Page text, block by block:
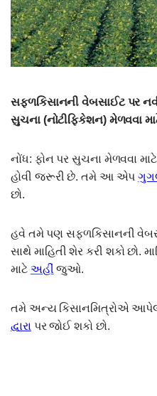
સફ્ળકિસાનની વેબસાઈટ પર નવી
સુચના (નોટીફિકેશન) મેળવવા
નોંધ: ફોન પર સુચના મેળવવા માટે
હોવી જરૂરી છે. તમે આ એપ
છો.
હવે તમે પણ સફળકિસાનની
સાથે માહિતી શેર કરી શકો છો.
માટે અહીં જુઓ.
તમે અન્ય કિસાનમિત્રોએ આપેલ
દ્વારાપર જોઈ શકો છો.